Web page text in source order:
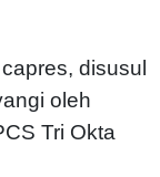
disusul
oleh
Tri Okta